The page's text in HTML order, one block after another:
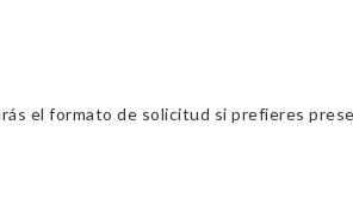
el formato de solicitud si prefieres